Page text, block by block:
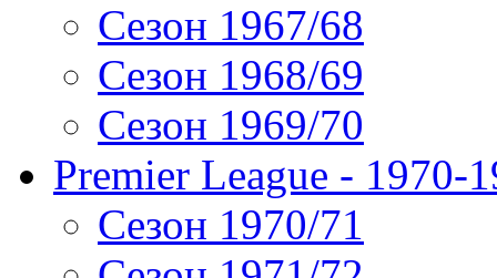
Сезон 1967/68
Сезон 1968/69
Сезон 1969/70
Premier League - 1970-
Сезон 1970/71